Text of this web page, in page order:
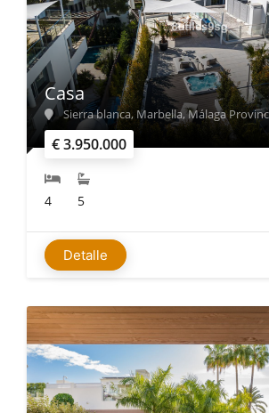
€ 3.950.000
Casa
Sierra blanca, Marbella, Málaga
4 5
Detalle